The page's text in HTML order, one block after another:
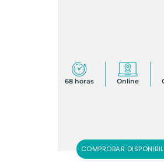
68 horas Online
COMPROBAR